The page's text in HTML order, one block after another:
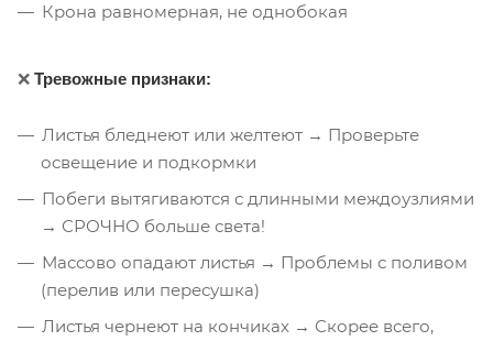
Крона равномерная, не однобокая
❌ Тревожные признаки:
Листья бледнеют или желтеют → Проверьте
освещение и подкормки
Побеги вытягиваются с длинными междоузлиями
→ СРОЧНО больше света!
Массово опадают листья → Проблемы с поливом
(перелив или пересушка)
Листья чернеют на кончиках → Скорее всего,